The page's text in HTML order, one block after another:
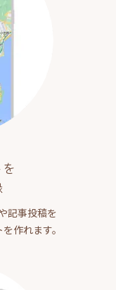
記事投稿を
作れます。